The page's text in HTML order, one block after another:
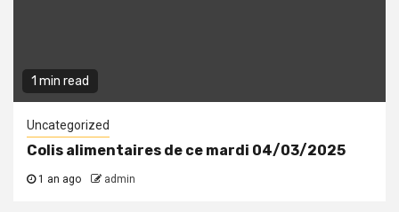
1 min read
Uncategorized
Colis alimentaires de ce mardi 04/03/2025
1 an ago admin